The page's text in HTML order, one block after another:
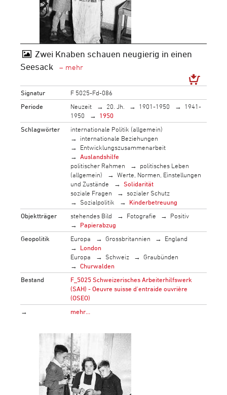
Zwei Knaben schauen neugierig in einen
Seesack
Signatur
F 5025-Fd-086
Periode
Neuzeit 20. Jh. 1901-1950
1941-
1950
1950
Schlagwörter
internationale Politik (allgemein)
internationale Beziehungen
Entwicklungszusammenarbeit
Auslandshilfe
politischer Rahmen
politisches Leben
(allgemein)
Werte, Normen, Einstellungen
und Zustände
Solidarität
soziale Fragen
sozialer Schutz
Sozialpolitik
Kinderbetreuung
Objektträger
stehendes Bild Fotografie
Positiv
Papierabzug
Geopolitik
Europa Grossbritannien
England
London
Europa
Schweiz
Graubünden
Churwalden
Bestand
F_5025 Schweizerisches Arbeiterhilfswerk
(SAH) - Oeuvre suisse d'entraide ouvrière
(OSEO)
→
mehr…